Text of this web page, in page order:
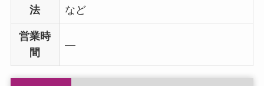
法
など
営業時
間
―